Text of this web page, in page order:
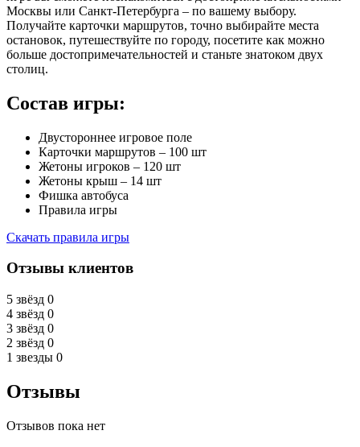
Москвы или Санкт-Петербурга – по вашему выбору.
Получайте карточки маршрутов, точно выбирайте места
остановок, путешествуйте по городу, посетите как можно
больше достопримечательностей и станьте знатоком двух
столиц.
Состав игры:
Двустороннее игровое поле
Карточки маршрутов – 100 шт
Жетоны игроков – 120 шт
Жетоны крыш – 14 шт
Фишка автобуса
Правила игры
Скачать правила игры
Отзывы клиентов
5 звёзд 0
4 звёзд 0
3 звёзд 0
2 звёзд 0
1 звезды 0
Отзывы
Отзывов пока нет